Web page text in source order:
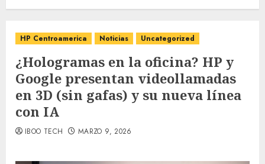
HP Centroamerica Noticias Uncategorized
¿Hologramas en la oficina? HP y
Google presentan videollamadas
en 3D (sin gafas) y su nueva línea
con IA
IBOO TECH MARZO 9, 2026